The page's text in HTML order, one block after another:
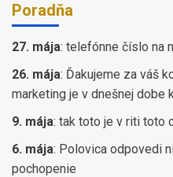
Poradňa
27. mája: telefónne číslo na
26. mája: Ďakujeme za váš
marketing je v dnešnej dobe
9. mája: tak toto je v riti toto
6. mája: Polovica odpovedi
pochopenie